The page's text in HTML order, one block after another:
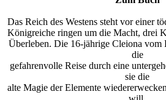
Das Reich des Westens steht vor einer
Königreiche ringen um die Macht, drei
Überleben. Die 16-jährige Cleiona vom
die
gefahrenvolle Reise durch eine
sie die
alte Magie der Elemente